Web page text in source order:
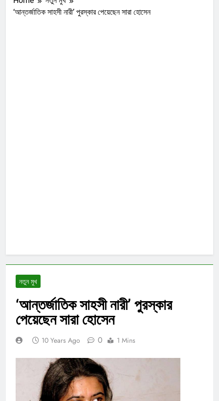
‘আন্তর্জাতিক সাহসী নারী’ পুরস্কার পেয়েছেন সারা হোসেন
নতুন মুখ
‘আন্তর্জাতিক সাহসী নারী’ পুরস্কার
পেয়েছেন সারা হোসেন
10 Years Ago 0 1 Mins